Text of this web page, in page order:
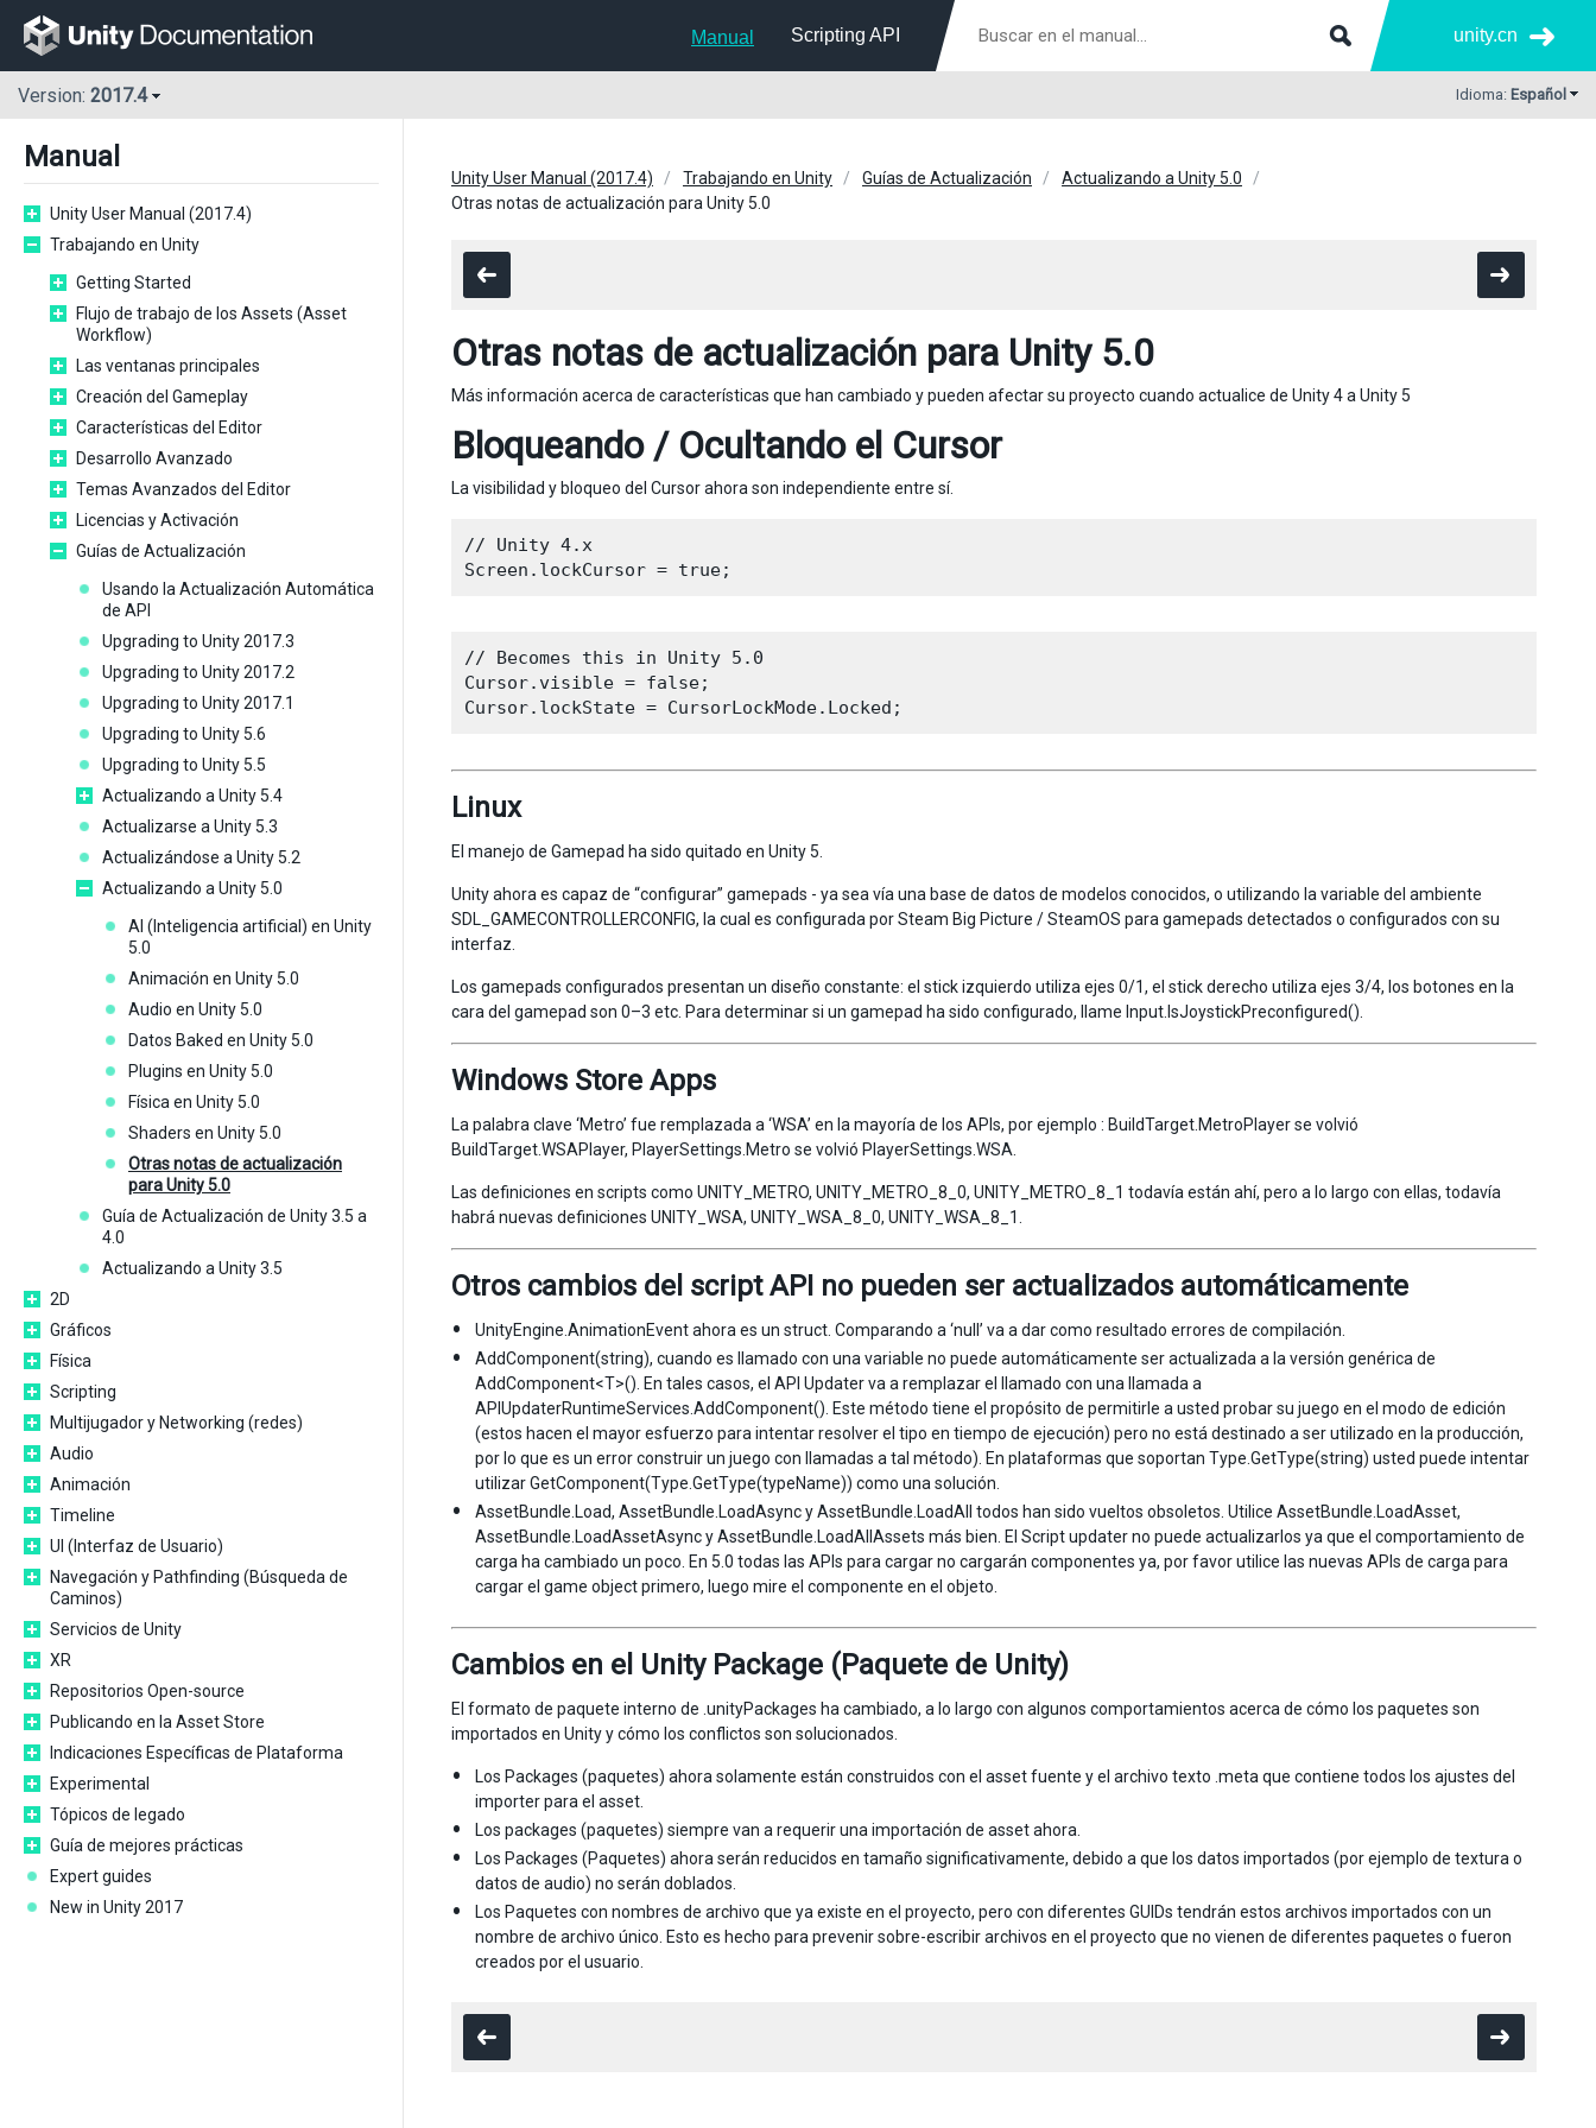
Manual Scripting API unity.cn
Version: 2017.4 Idioma: Español
Manual
Unity User Manual (2017.4)
Trabajando en Unity
Getting Started
Flujo de trabajo de los Assets (Asset
Workflow)
Las ventanas principales
Creación del Gameplay
Características del Editor
Desarrollo Avanzado
Temas Avanzados del Editor
Licencias y Activación
Guías de Actualización
Usando la Actualización Automática
de API
Upgrading to Unity 2017.3
Upgrading to Unity 2017.2
Upgrading to Unity 2017.1
Upgrading to Unity 5.6
Upgrading to Unity 5.5
Actualizando a Unity 5.4
Actualizarse a Unity 5.3
Actualizándose a Unity 5.2
Actualizando a Unity 5.0
AI (Inteligencia artificial) en Unity
5.0
Animación en Unity 5.0
Audio en Unity 5.0
Datos Baked en Unity 5.0
Plugins en Unity 5.0
Física en Unity 5.0
Shaders en Unity 5.0
Otras notas de actualización
para Unity 5.0
Guía de Actualización de Unity 3.5 a
4.0
Actualizando a Unity 3.5
2D
Gráficos
Física
Scripting
Multijugador y Networking (redes)
Audio
Animación
Timeline
UI (Interfaz de Usuario)
Navegación y Pathfinding (Búsqueda de
Caminos)
Servicios de Unity
XR
Repositorios Open-source
Publicando en la Asset Store
Indicaciones Específicas de Plataforma
Experimental
Tópicos de legado
Guía de mejores prácticas
Expert guides
New in Unity 2017
Unity User Manual (2017.4) Trabajando en Unity Guías de Actualización
Actualizando a Unity 5.0
Otras notas de actualización para Unity 5.0
Otras notas de actualización para Unity 5.0
Más información acerca de características que han cambiado y pueden afectar su proyecto cuando actualice de Unity 4 a Unity 5
Bloqueando / Ocultando el Cursor
La visibilidad y bloqueo del Cursor ahora son independiente entre sí.
// Unity 4.x
// Becomes this in Unity 5.0
Cursor.visible = false;
Linux
El manejo de Gamepad ha sido quitado en Unity 5.
Unity ahora es capaz de “configurar” gamepads - ya sea vía una base de datos de modelos conocidos, o utilizando la variable del ambiente
SDL_GAMECONTROLLERCONFIG, la cual es configurada por Steam Big Picture / SteamOS para gamepads detectados o configurados con su
interfaz.
Los gamepads configurados presentan un diseño constante: el stick izquierdo utiliza ejes 0/1, el stick derecho utiliza ejes 3/4, los botones en la
cara del gamepad son 0–3 etc. Para determinar si un gamepad ha sido configurado, llame Input.IsJoystickPreconfigured().
Windows Store Apps
La palabra clave ‘Metro’ fue remplazada a ‘WSA’ en la mayoría de los APIs, por ejemplo : BuildTarget.MetroPlayer se volvió
BuildTarget.WSAPlayer, PlayerSettings.Metro se volvió PlayerSettings.WSA.
Las definiciones en scripts como UNITY_METRO, UNITY_METRO_8_0, UNITY_METRO_8_1 todavía están ahí, pero a lo largo con ellas, todavía
habrá nuevas definiciones UNITY_WSA, UNITY_WSA_8_0, UNITY_WSA_8_1.
Otros cambios del script API no pueden ser actualizados automáticamente
UnityEngine.AnimationEvent ahora es un struct. Comparando a ‘null’ va a dar como resultado errores de compilación.
AddComponent(string), cuando es llamado con una variable no puede automáticamente ser actualizada a la versión genérica de
AddComponent<T>(). En tales casos, el API Updater va a remplazar el llamado con una llamada a
APIUpdaterRuntimeServices.AddComponent(). Este método tiene el propósito de permitirle a usted probar su juego en el modo de edición
(estos hacen el mayor esfuerzo para intentar resolver el tipo en tiempo de ejecución) pero no está destinado a ser utilizado en la producción,
por lo que es un error construir un juego con llamadas a tal método). En plataformas que soportan Type.GetType(string) usted puede intentar
utilizar GetComponent(Type.GetType(typeName)) como una solución.
AssetBundle.Load, AssetBundle.LoadAsync y AssetBundle.LoadAll todos han sido vueltos obsoletos. Utilice AssetBundle.LoadAsset,
AssetBundle.LoadAssetAsync y AssetBundle.LoadAllAssets más bien. El Script updater no puede actualizarlos ya que el comportamiento de
carga ha cambiado un poco. En 5.0 todas las APIs para cargar no cargarán componentes ya, por favor utilice las nuevas APIs de carga para
cargar el game object primero, luego mire el componente en el objeto.
Cambios en el Unity Package (Paquete de Unity)
El formato de paquete interno de .unityPackages ha cambiado, a lo largo con algunos comportamientos acerca de cómo los paquetes son
importados en Unity y cómo los conflictos son solucionados.
Los Packages (paquetes) ahora solamente están construidos con el asset fuente y el archivo texto .meta que contiene todos los ajustes del
importer para el asset.
Los packages (paquetes) siempre van a requerir una importación de asset ahora.
Los Packages (Paquetes) ahora serán reducidos en tamaño significativamente, debido a que los datos importados (por ejemplo de textura o
datos de audio) no serán doblados.
Los Paquetes con nombres de archivo que ya existe en el proyecto, pero con diferentes GUIDs tendrán estos archivos importados con un
nombre de archivo único. Esto es hecho para prevenir sobre-escribir archivos en el proyecto que no vienen de diferentes paquetes o fueron
creados por el usuario.